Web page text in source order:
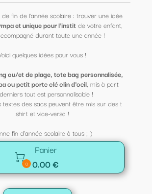
fin de l'année scolaire : trouver une idée
et unique pour l'institde votre enfant,
durant toute une année !
quelques idées pour vous !
ou/et de plage, tote bag personnalisée,
ou petit porte clé clin d'oeil, mis à part
tout est personnalisable !
textes des sacs peuvent être mis sur des t
shirt et vice-versa !
fin d'année scolaire à tous ;-)

0
Panier
0.00 €